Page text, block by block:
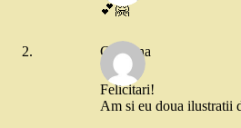
💕🤗
Cristiana
Felicitari!
Am si eu doua ilustratii